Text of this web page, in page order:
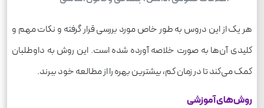
هر یک از این دروس به طور خاص مورد بررسی قرار گرفته و نکات مهم و
کلیدی آن‌ها به صورت خلاصه آورده شده است. این روش به داوطلبان
کمک می‌کند تا در زمان کم، بیشترین بهره را از مطالعه خود ببرند.
روش‌های آموزشی